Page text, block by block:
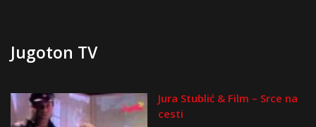
Jugoton TV
Jura Stublić & Film – Srce na
cesti